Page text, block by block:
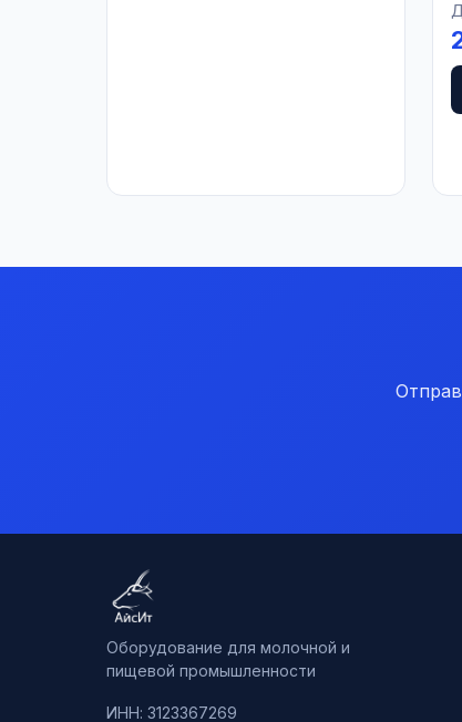
Оборудование для молочной и
пищевой промышленности
ИНН: 3123367269